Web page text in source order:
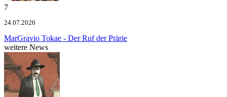
7
24.07.2026
MarGravio Tokae - Der Ruf der Prärie
weitere News